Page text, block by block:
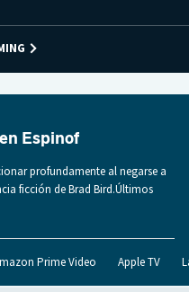
Espinof
profundamente al negarse a
ficción de Brad Bird.Últimos
Prime Video Apple TV